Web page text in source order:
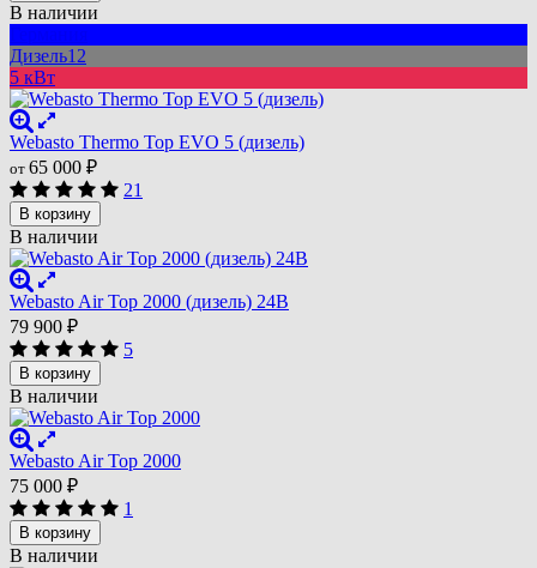
В наличии
Дизель12
5 кВт
Webasto Thermo Top EVO 5 (дизель)
от 65 000 ₽
21
В корзину
В наличии
Webasto Air Top 2000 (дизель) 24В
79 900 ₽
5
В корзину
В наличии
Webasto Air Top 2000
75 000 ₽
1
В корзину
В наличии